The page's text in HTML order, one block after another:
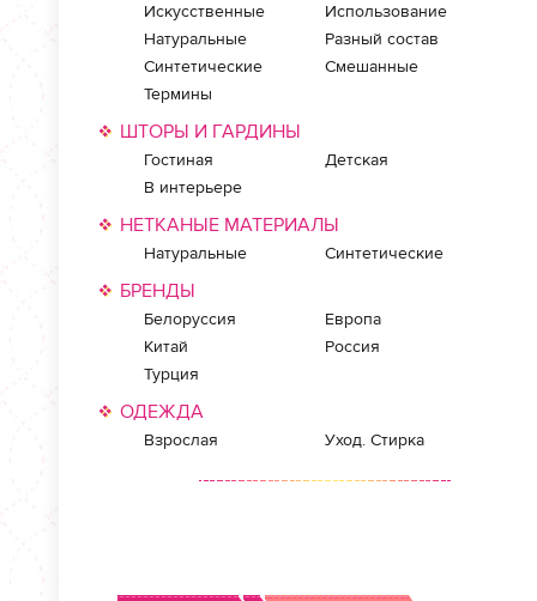
Искусственные
Использование
Натуральные
Разный состав
Синтетические
Смешанные
Термины
ШТОРЫ И ГАРДИНЫ
Гостиная
Детская
В интерьере
НЕТКАНЫЕ МАТЕРИАЛЫ
Натуральные Синтетические
БРЕНДЫ
Белоруссия
Европа
Китай
Россия
Турция
ОДЕЖДА
Взрослая Уход. Стирка